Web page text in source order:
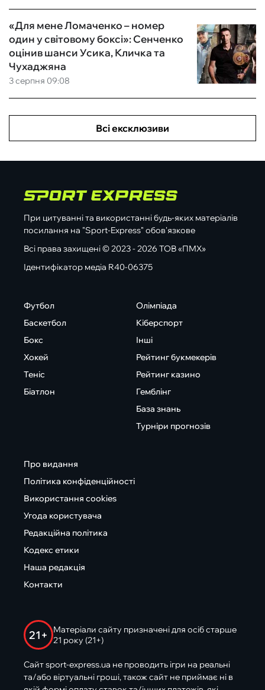
3 серпня 09:08
«Для мене Ломаченко – номер
один у світовому боксі»: Сенченко
оцінив шанси Усика, Кличка та
Чухаджяна
Всі ексклюзиви
При цитуванні та використанні будь-яких матеріалів
посилання на "Sport-Express" обов'язкове
Всі права захищені © 2023 - 2026 ТОВ «ПМХ»
Ідентифікатор медіа R40-06375
Футбол
Баскетбол
Бокс
Хокей
Теніс
Біатлон
Олімпіада
Кіберспорт
Інші
Рейтинг букмекерів
Рейтинг казино
Гемблінг
База знань
Турніри прогнозів
Про видання
Політика конфіденційності
Використання cookies
Угода користувача
Редакційна політика
Кодекс етики
Наша редакція
Контакти
21+
Матеріали сайту призначені для осіб старше
21 року (21+)
Сайт sport-express.ua не проводить ігри на реальні
та/або віртуальні гроші, також сайт не приймає ні в